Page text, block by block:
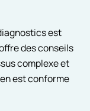
est
des conseils
complexe et
est conforme